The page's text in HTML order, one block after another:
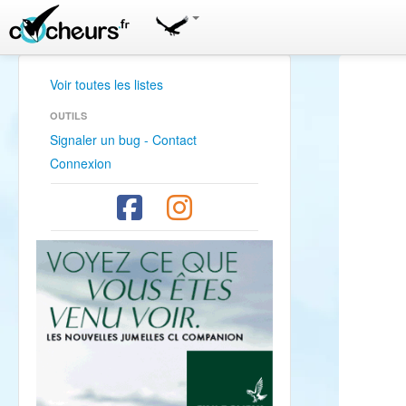
Voir toutes les listes
OUTILS
Signaler un bug - Contact
Connexion